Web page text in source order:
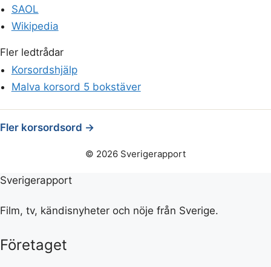
SAOL
Wikipedia
Fler ledtrådar
Korsordshjälp
Malva korsord 5 bokstäver
Fler korsordsord →
© 2026 Sverigerapport
Sverigerapport
Film, tv, kändisnyheter och nöje från Sverige.
Företaget